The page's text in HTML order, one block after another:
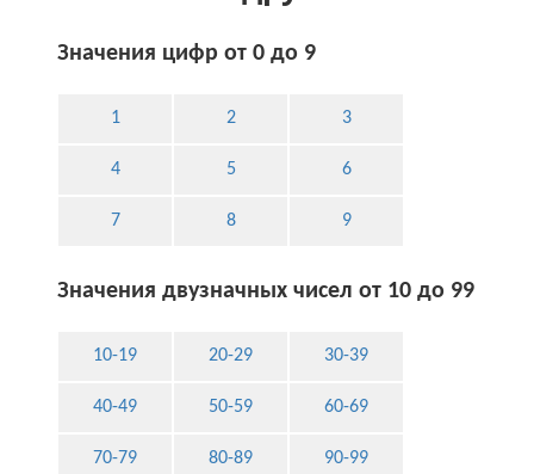
Значения цифр от 0 до 9
1 2 3
4 5 6
7 8 9
Значения двузначных чисел от 10 до 99
10-19 20-29 30-39
40-49 50-59 60-69
70-79 80-89 90-99